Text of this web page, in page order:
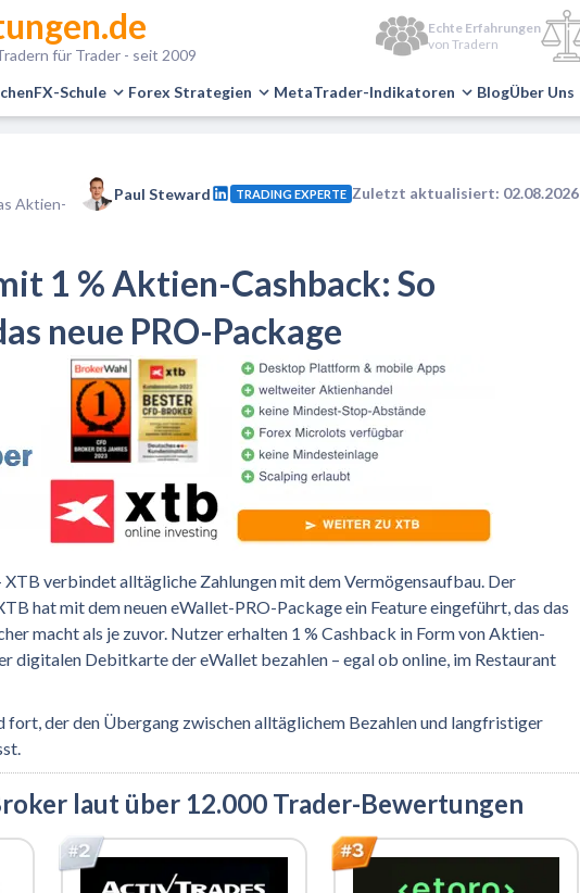
für Trader - seit 2009
Echte Erfahrungen
von Tradern
FX-Schule Forex Strategien MetaTrader-Indikatoren BlogÜber Uns
Aktien-
Paul Steward TRADING EXPERTE Zuletzt aktualisiert: 02.08.2026
1 % Aktien-Cashback: So
neue PRO-Package
XTB verbindet alltägliche Zahlungen mit dem Vermögensaufbau. Der
hat mit dem neuen eWallet-PRO-Package ein Feature eingeführt, das das
macht als je zuvor. Nutzer erhalten 1 % Cashback in Form von Aktien-
digitalen Debitkarte der eWallet bezahlen – egal ob online, im Restaurant
fort, der den Übergang zwischen alltäglichem Bezahlen und langfristiger
laut über 12.000 Trader-Bewertungen